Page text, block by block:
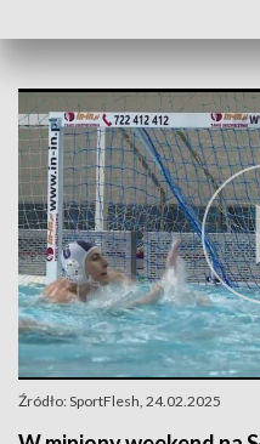
Źródło: SportFlesh, 24.02.2025